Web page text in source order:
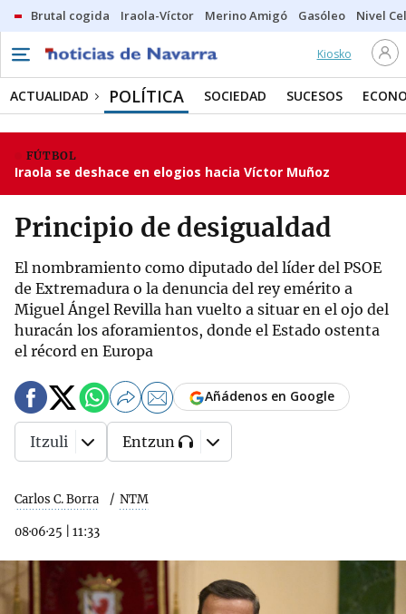
Brutal cogida Iraola-Víctor Merino Amigó Gasóleo Nivel
Kiosko
ACTUALIDAD POLÍTICA SOCIEDAD SUCESOS
FÚTBOL
Iraola se deshace en elogios hacia Víctor Muñoz
Principio de desigualdad
El nombramiento como diputado del líder del PSOE
de Extremadura o la denuncia del rey emérito a
Miguel Ángel Revilla han vuelto a situar en el ojo del
huracán los aforamientos, donde el Estado ostenta
el récord en Europa
Carlos C. Borra NTM
08·06·25 11:33
Añádenos en Google
Itzuli Entzun